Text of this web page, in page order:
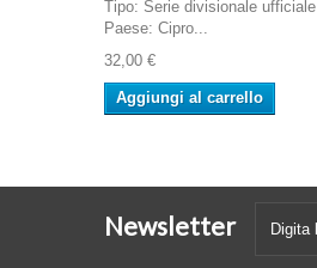
Tipo: Serie divisionale ufficiale
Paese: Cipro...
32,00 €
Aggiungi al carrello
Newsletter